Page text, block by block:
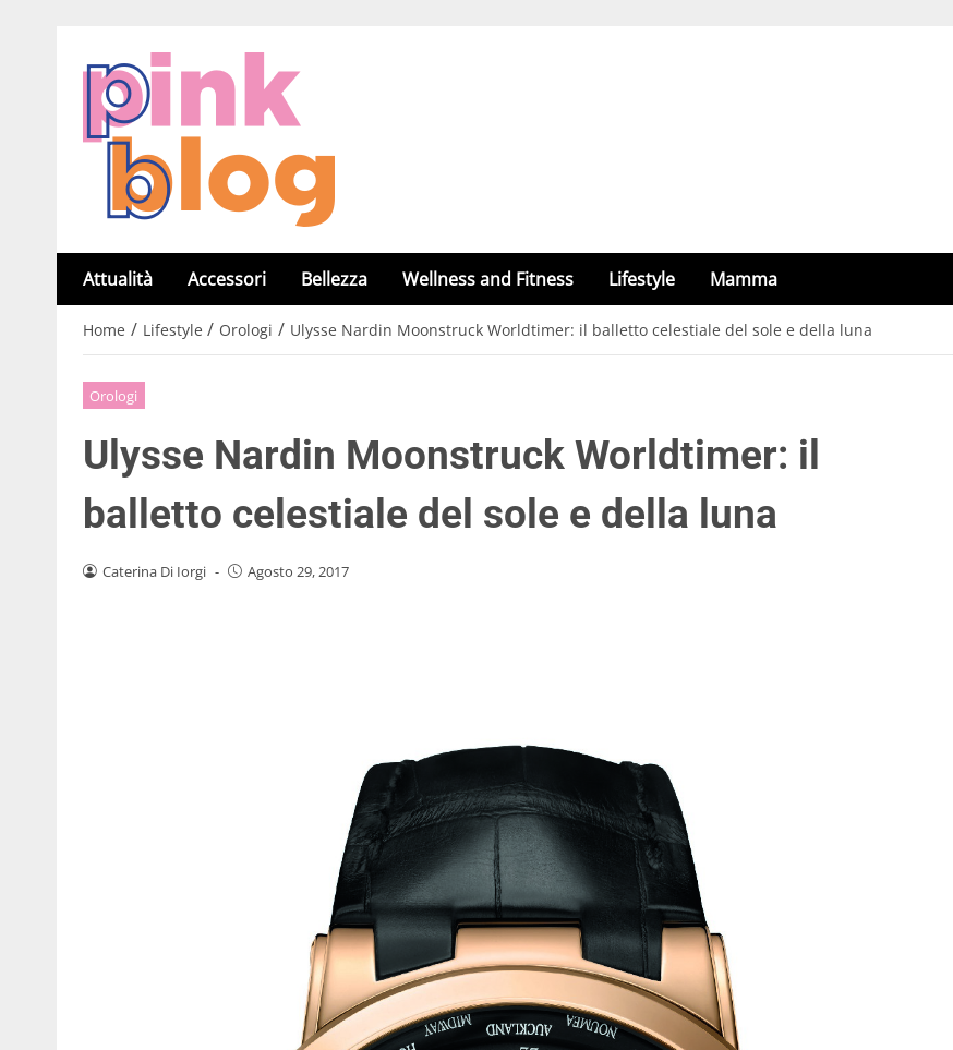
Attualità Accessori Bellezza Wellness and Fitness Lifestyle Mamma
Home / Lifestyle / Orologi / Ulysse Nardin Moonstruck Worldtimer: il balletto celestiale del sole e della luna
Orologi
Ulysse Nardin Moonstruck Worldtimer: il
balletto celestiale del sole e della luna
Caterina Di Iorgi - Agosto 29, 2017